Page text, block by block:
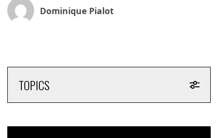
Dominique Pialot
TOPICS